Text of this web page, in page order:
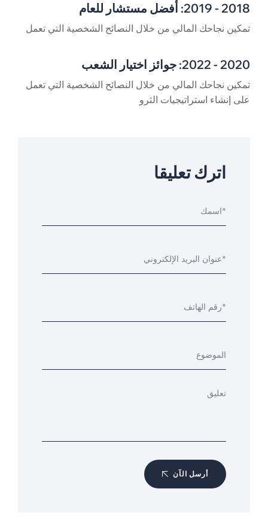
2018 - 2019: أفضل مستشار للعام
تمكين نجاحك المالي من خلال النصائح الشخصية التي تعمل
2020 - 2022: جوائز اختيار الشعب
تمكين نجاحك المالي من خلال النصائح الشخصية التي تعمل
على إنشاء استراتيجيات الثرو
اترك تعليقا
أرسل الآن